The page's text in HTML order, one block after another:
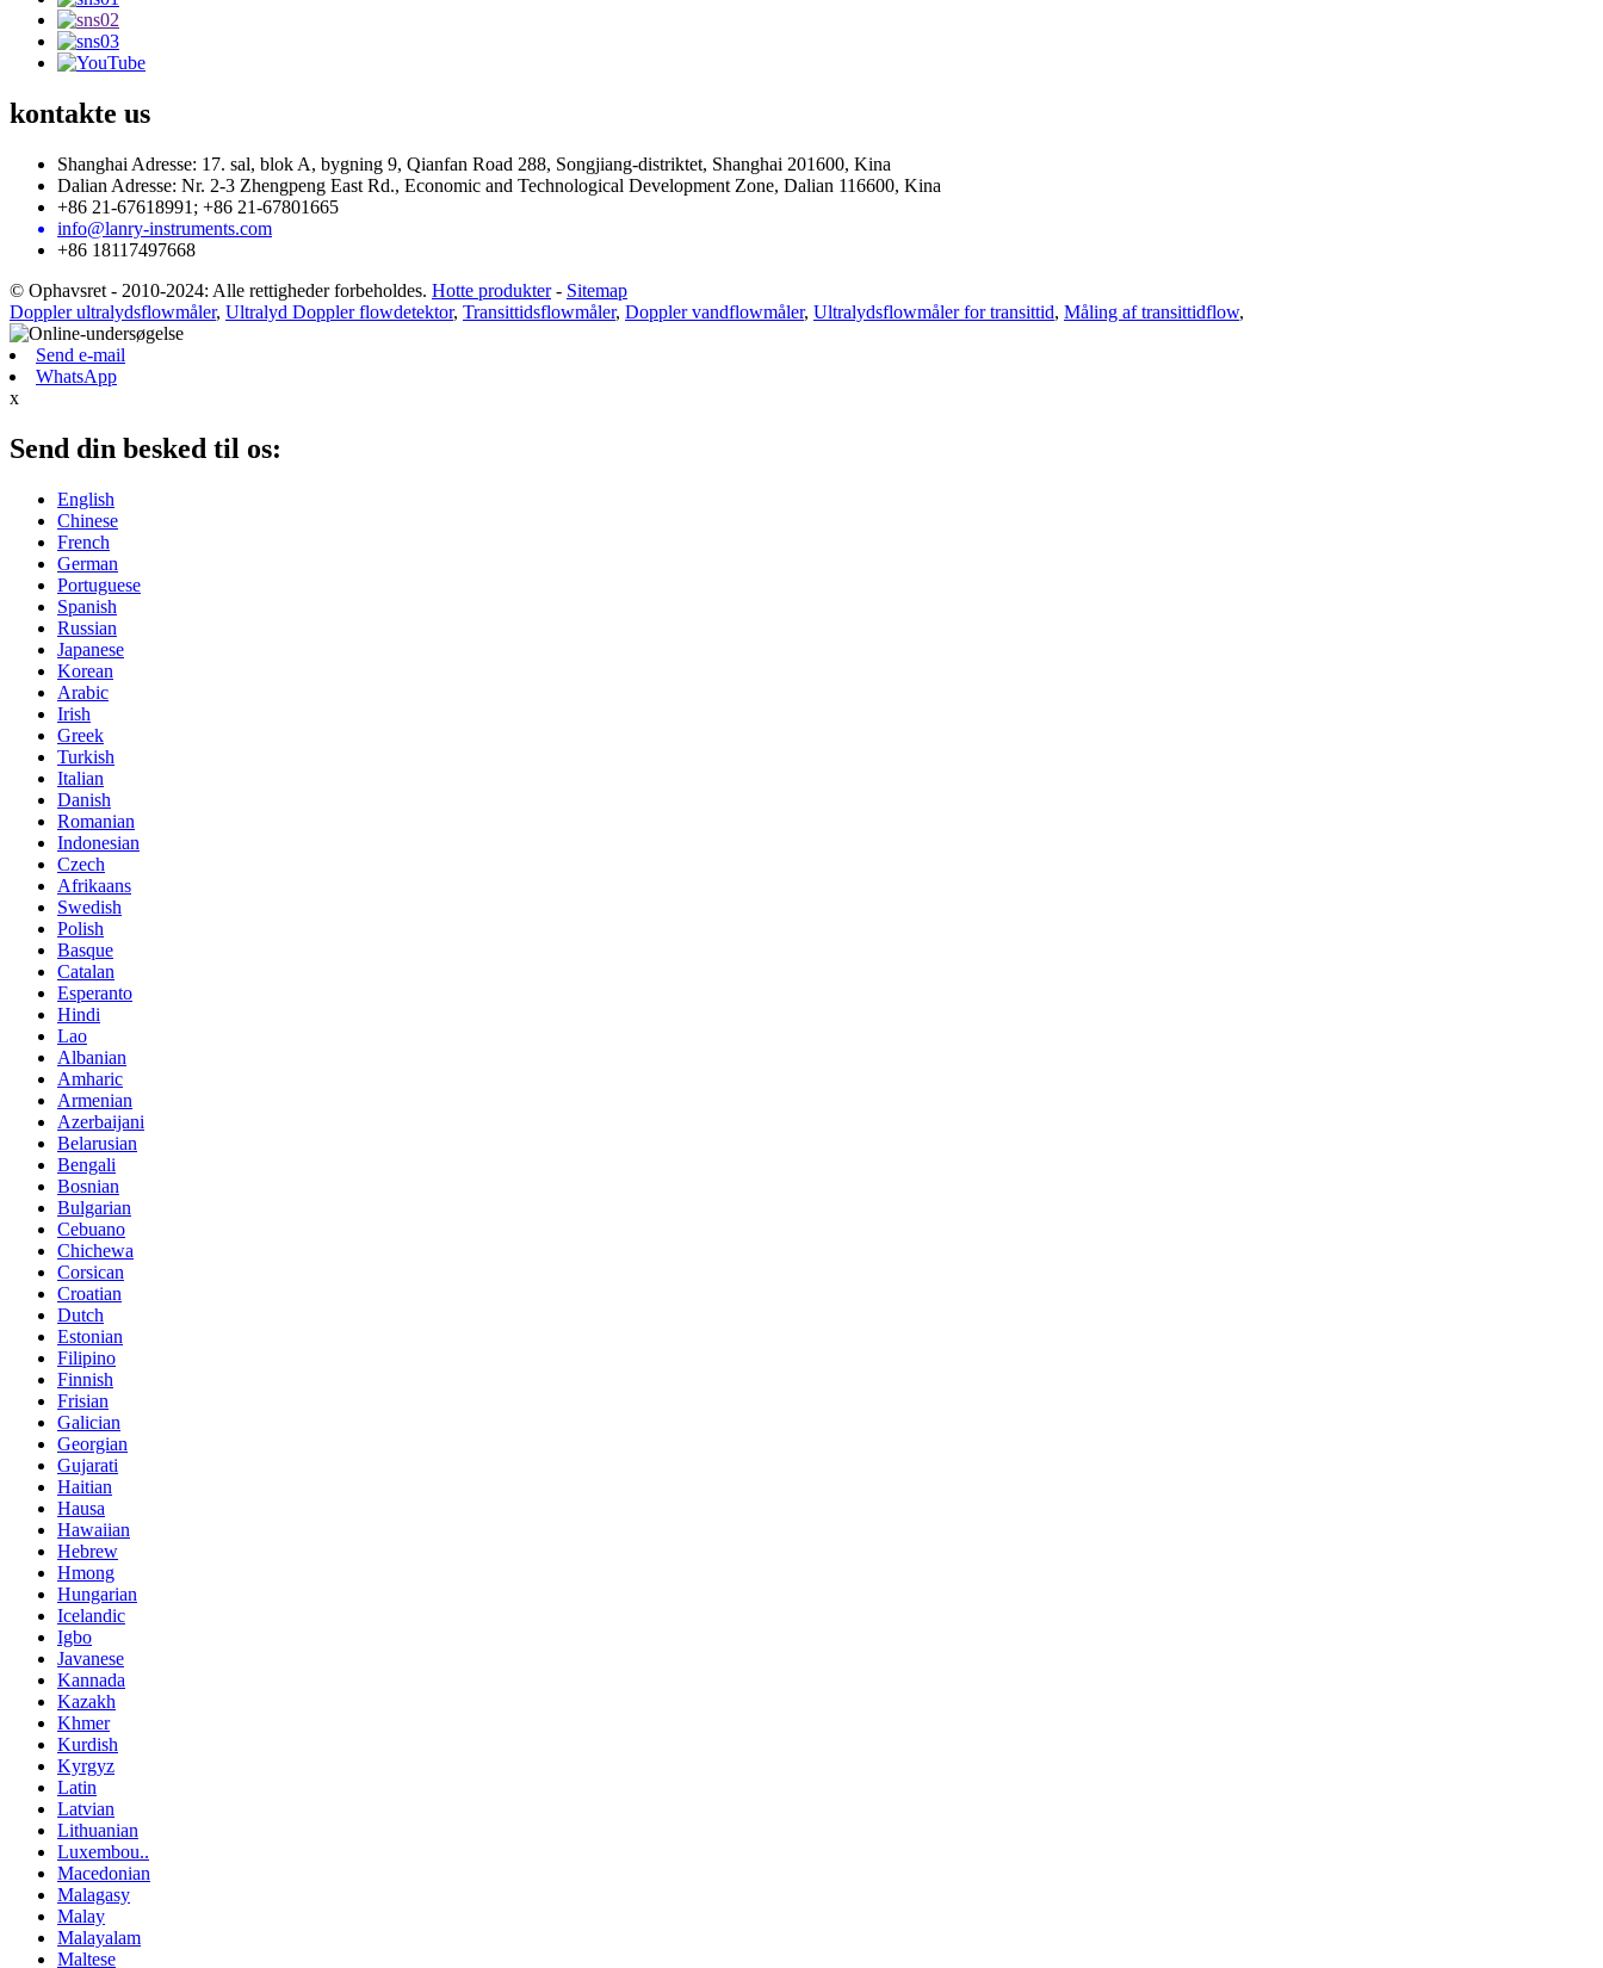
kontakte us
Shanghai Adresse: 17. sal, blok A, bygning 9, Qianfan Road 288, Songjiang-distriktet, Shanghai 201600, Kina
Dalian Adresse: Nr. 2-3 Zhengpeng East Rd., Economic and Technological Development Zone, Dalian 116600, Kina
+86 21-67618991; +86 21-67801665
info@lanry-instruments.com
+86 18117497668
© Ophavsret - 2010-2024: Alle rettigheder forbeholdes. Hotte produkter- Sitemap
Doppler ultralydsflowmåler, Ultralyd Doppler flowdetektor, Transittidsflowmåler, Doppler vandflowmåler, Ultralydsflowmåler for transittid, Måling af transittidflow,
Send e-mail
WhatsApp
x
Send din besked til os:
English
Chinese
French
German
Portuguese
Spanish
Russian
Japanese
Korean
Arabic
Irish
Greek
Turkish
Italian
Danish
Romanian
Indonesian
Czech
Afrikaans
Swedish
Polish
Basque
Catalan
Esperanto
Hindi
Lao
Albanian
Amharic
Armenian
Azerbaijani
Belarusian
Bengali
Bosnian
Bulgarian
Cebuano
Chichewa
Corsican
Croatian
Dutch
Estonian
Filipino
Finnish
Frisian
Galician
Georgian
Gujarati
Haitian
Hausa
Hawaiian
Hebrew
Hmong
Hungarian
Icelandic
Igbo
Javanese
Kannada
Kazakh
Khmer
Kurdish
Kyrgyz
Latin
Latvian
Lithuanian
Luxembou..
Macedonian
Malagasy
Malay
Malayalam
Maltese